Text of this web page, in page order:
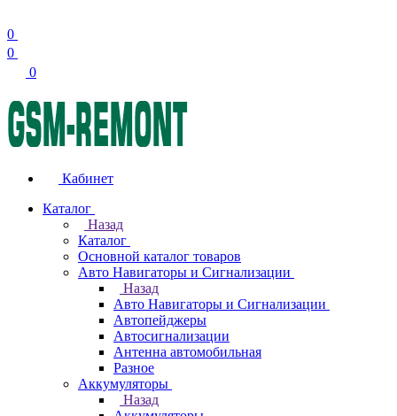
0
0
0
Кабинет
Каталог
Назад
Каталог
Основной каталог товаров
Авто Навигаторы и Сигнализации
Назад
Авто Навигаторы и Сигнализации
Автопейджеры
Автосигнализации
Антенна автомобильная
Разное
Аккумуляторы
Назад